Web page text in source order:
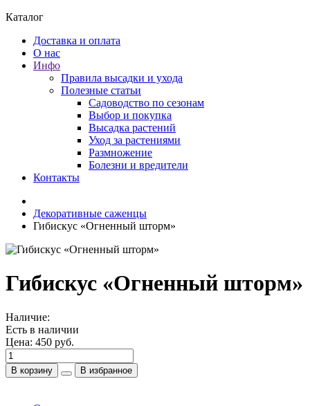
Каталог
Доставка и оплата
О нас
Инфо
Правила высадки и ухода
Полезные статьи
Садоводство по сезонам
Выбор и покупка
Высадка растений
Уход за растениями
Размножение
Болезни и вредители
Контакты
Декоративные саженцы
Гибискус «Огненный шторм»
Гибискус «Огненный шторм»
Наличие:
Есть в наличии
Цена: 450 руб.
В корзину В избранное